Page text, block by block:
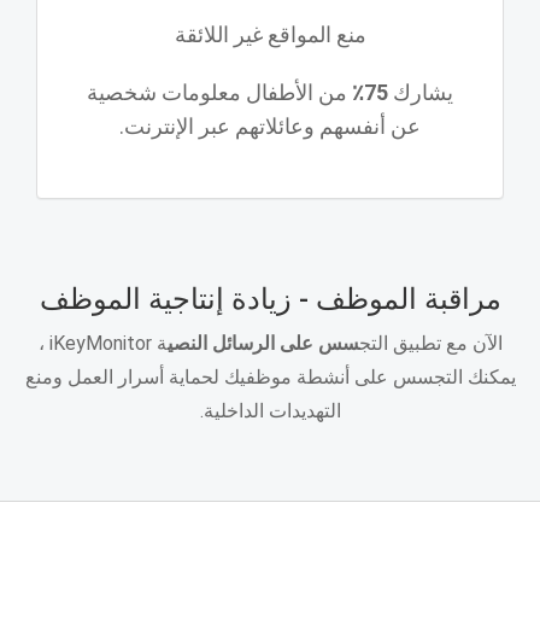
منع المواقع غير اللائقة
يشارك 75٪
من الأطفال معلومات شخصية
عن أنفسهم وعائلاتهم عبر الإنترنت.
مراقبة الموظف - زيادة إنتاجية الموظف
الآن مع تطبيق التجسس على الرسائل النصي
ة iKeyMonitor ،
يمكنك التجسس على أنشطة موظفيك لحماية أسرار العمل ومنع
التهديدات الداخلية.